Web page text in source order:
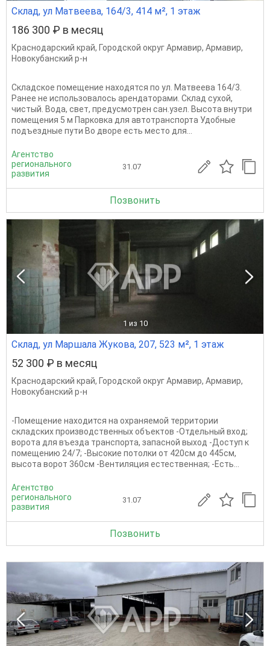
Склад, ул Матвеева, 164/3, 414 м², 1 этаж
186 300 ₽ в месяц
Краснодарский край, Городской округ Армавир, Армавир,
Новокубанский р-н
Складское помещение находятся по ул. Матвеева 164/3.
Ранее не использовалось арендаторами. Склад сухой,
чистый. Вода, свет, предусмотрен сан.узел. Высота внутри
помещения 5 м Парковка для автотранспорта Удобные
подъездные пути Во дворе есть место для...
Агентство
регионального
развития
31.07
Позвонить
1 из 10
Склад, ул Маршала Жукова, 207, 523 м², 1 этаж
52 300 ₽ в месяц
Краснодарский край, Городской округ Армавир, Армавир,
Новокубанский р-н
-Помещение находится на охраняемой территории
складских производственных объектов -Отдельный вход;
ворота для въезда транспорта, запасной выход -Доступ к
помещению 24/7; -Высокие потолки от 420см до 445см,
высота ворот 360см -Вентиляция естественная; -Есть...
Агентство
регионального
развития
31.07
Позвонить